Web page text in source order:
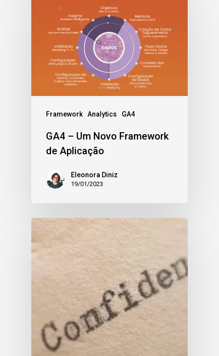
Framework Analytics GA4
GA4 – Um Novo Framework
de Aplicação
Eleonora Diniz
19/01/2023